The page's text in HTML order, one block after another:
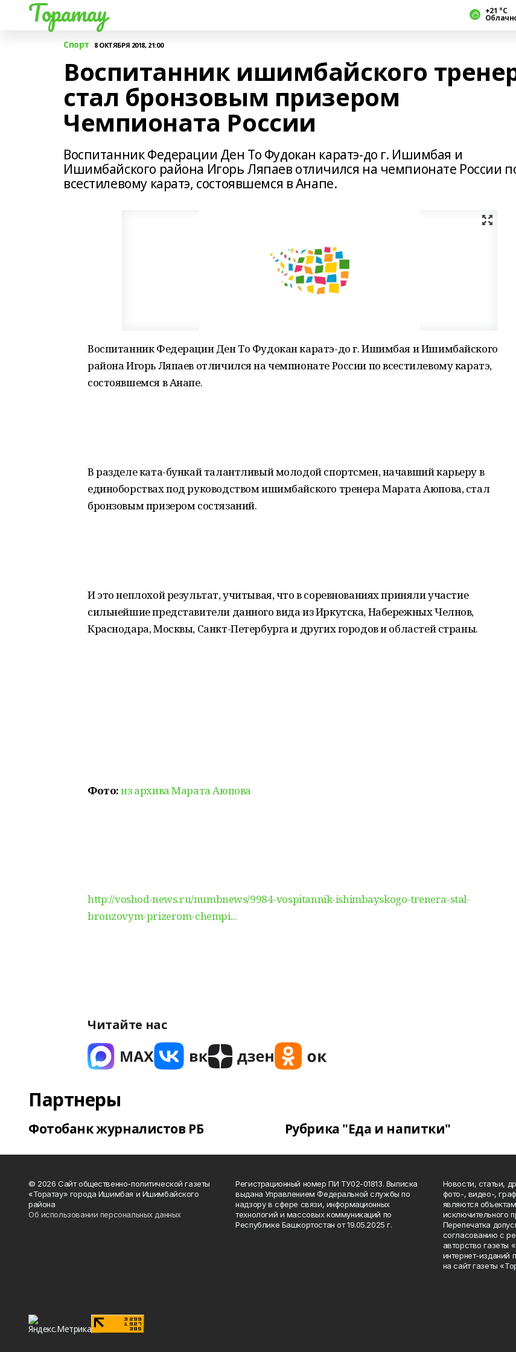
Торатау +21 °С
Спорт 8 ОКТЯБРЯ 2018, 21:00
Воспитанник ишимбайского
стал бронзовым призером
Чемпионата России
Воспитанник Федерации Ден То Фудокан каратэ-до г. Ишимбая и
Ишимбайского района Игорь Ляпаев отличился на чемпионате России
всестилевому каратэ, состоявшемся в Анапе.
Воспитанник Федерации Ден То Фудокан каратэ-до г. Ишимбая и Ишимбайского
района Игорь Ляпаев отличился на чемпионате России по всестилевому каратэ,
состоявшемся в Анапе.
В разделе ката-бункай талантливый молодой спортсмен, начавший карьеру в
единоборствах под руководством ишимбайского тренера Марата Аюпова, стал
бронзовым призером состязаний.
И это неплохой результат, учитывая, что в соревнованиях приняли участие
сильнейшие представители данного вида из Иркутска, Набережных Челнов,
Краснодара, Москвы, Санкт-Петербурга и других городов и областей страны.
Фото:из архива Марата Аюпова
http://voshod-news.ru/numbnews/9984-vospitannik-ishimbayskogo-trenera-stal-
bronzovym-prizerom-chempi...
Читайте нас
Партнеры
Фотобанк журналистов РБ Рубрика "Еда и напитки"
© 2026 Сайт общественно-политической газеты
«Торатау» города Ишимбая и Ишимбайского
района
Об использовании персональных данных
Регистрационный номер ПИ ТУ02-01813. Выписка
выдана Управлением Федеральной службы по
надзору в сфере связи, информационных
технологий и массовых коммуникаций по
Республике Башкортостан от 19.05.2025 г.
Новости, статьи,
фото-, видео-,
являются
исключительного
Перепечатка
согласованию с
авторство газеты
интернет-изданий
на сайт газеты